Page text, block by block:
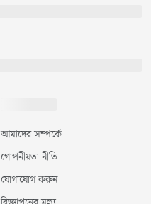
আমাদের সম্পর্কে
গোপনীয়তা নীতি
যোগাযোগ করুন